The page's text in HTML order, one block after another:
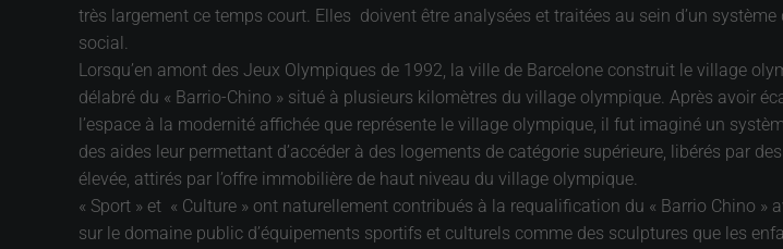
très largement ce temps court. Elles doivent être analysées et traitées au sein d’un
social.
Lorsqu’en amont des Jeux Olympiques de 1992, la ville de Barcelone construit le village
délabré du « Barrio-Chino » situé à plusieurs kilomètres du village olympique. Après avoir
l’espace à la modernité affichée que représente le village olympique, il fut imaginé un
des aides leur permettant d’accéder à des logements de catégorie supérieure, libérés par
élevée, attirés par l’offre immobilière de haut niveau du village olympique.
« Sport » et « Culture » ont naturellement contribués à la requalification du « Barrio Chino
sur le domaine public d’équipements sportifs et culturels comme des sculptures que les